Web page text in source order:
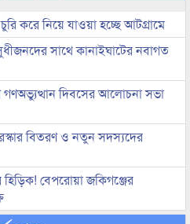
করে নিয়ে যাওয়া হচ্ছে আটগ্রামে
সাথে কানাইঘাটের নবাগত
গণঅভ্যুত্থান দিবসের আলোচনা সভা
বিতরণ ও নতুন সদস্যদের
বেপরোয়া জকিগঞ্জের